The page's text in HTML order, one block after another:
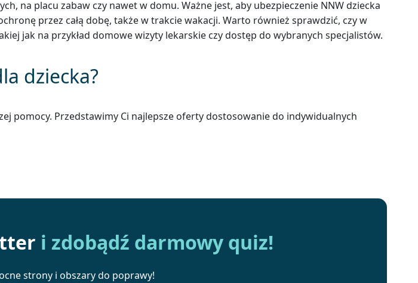
na placu zabaw czy nawet w domu. Ważne jest, aby ubezpieczenie NNW dziecka
przez całą dobę, także w trakcie wakacji. Warto również sprawdzić, czy w
jak na przykład domowe wizyty lekarskie czy dostęp do wybranych specjalistów.
dziecka?
pomocy. Przedstawimy Ci najlepsze oferty dostosowanie do indywidualnych
i zdobądź darmowy quiz!
strony i obszary do poprawy!